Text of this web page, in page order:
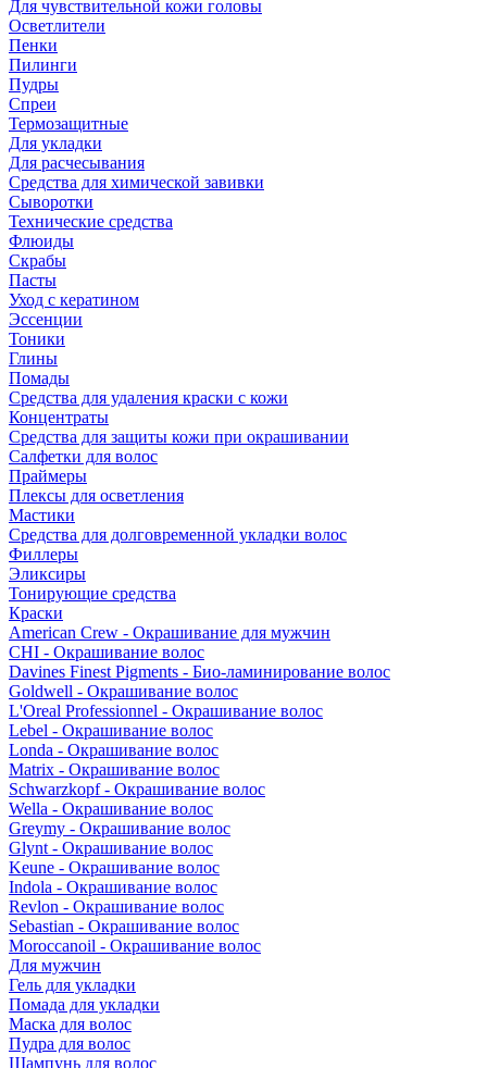
Для чувствительной кожи головы
Осветлители
Пенки
Пилинги
Пудры
Спреи
Термозащитные
Для укладки
Для расчесывания
Средства для химической завивки
Сыворотки
Технические средства
Флюиды
Скрабы
Пасты
Уход с кератином
Эссенции
Тоники
Глины
Помады
Средства для удаления краски с кожи
Концентраты
Средства для защиты кожи при окрашивании
Салфетки для волос
Праймеры
Плексы для осветления
Мастики
Средства для долговременной укладки волос
Филлеры
Эликсиры
Тонирующие средства
Краски
American Crew - Окрашивание для мужчин
CHI - Окрашивание волос
Davines Finest Pigments - Био-ламинирование волос
Goldwell - Окрашивание волос
L'Oreal Professionnel - Окрашивание волос
Lebel - Окрашивание волос
Londa - Окрашивание волос
Matrix - Окрашивание волос
Schwarzkopf - Окрашивание волос
Wella - Окрашивание волос
Greymy - Окрашивание волос
Glynt - Окрашивание волос
Keune - Окрашивание волос
Indola - Окрашивание волос
Revlon - Окрашивание волос
Sebastian - Окрашивание волос
Moroccanoil - Окрашивание волос
Для мужчин
Гель для укладки
Помада для укладки
Маска для волос
Пудра для волос
Шампунь для волос